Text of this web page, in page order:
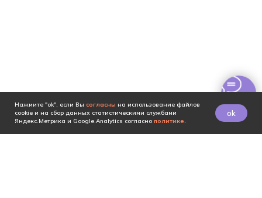
Нажмите "ok", если Вы согласны на использование файлов
cookie и на сбор данных статистическими службами
Яндекс.Метрика и Google.Analytics согласно политике.
ok